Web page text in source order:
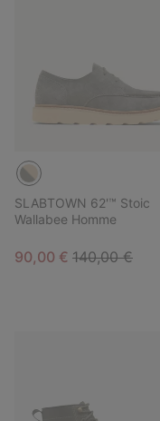
SLABTOWN 62'™ Stoic
Wallabee Homme
Sale price:
90,00 € Regular price:
140,00 €